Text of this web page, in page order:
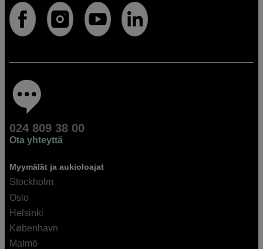
024 809 38 00
Ota yhteyttä
Myymälät ja aukioloajat
Stockholm
Oslo
Helsinki
København
Malmö